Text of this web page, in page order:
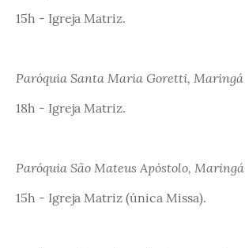
15h - Igreja Matriz.
Paróquia Santa Maria Goretti, Maringá
18h - Igreja Matriz.
Paróquia São Mateus Apóstolo, Maringá
15h - Igreja Matriz (única Missa).